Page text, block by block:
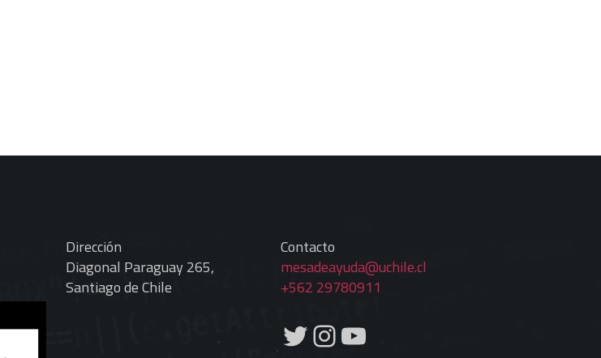
Dirección
Diagonal Paraguay 265,
Santiago de Chile
Contacto
mesadeayuda@uchile.cl
+562 29780911
Twitter
Instagram
YouTube